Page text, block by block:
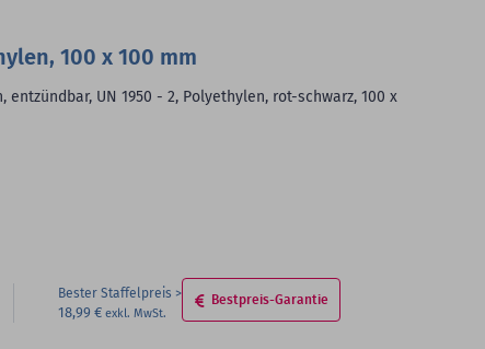
100 x 100 mm
UN 1950 - 2, Polyethylen, rot-schwarz, 100 x
Bester Staffelpreis
18,99 €
Bestpreis-Garantie